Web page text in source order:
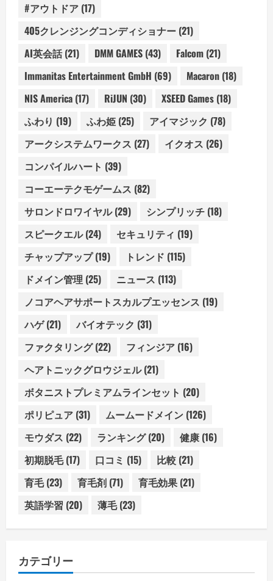
#アウトドア (17)
405クレンジングコンディショナー (21)
AI英会話(21) DMM GAMES (43) Falcom (21)
Immanitas Entertainment GmbH (69) Macaron (18)
NIS America (17) RiJUN (30) XSEED Games (18)
ふわり (19) ふわ姫 (25) アイマジック (78)
アークシステムワークス (27) イクオス (26)
コンパイルハート (39)
コーエーテクモゲームス (82)
サロンドロワイヤル(29) シンプリッチ (18)
スピークエル(24) セキュリティ (19)
チャップアップ(19) トレンド (115)
ドメイン管理 (25) ニュース (113)
ノコアヘアサポートスカルプエッセンス (19)
ハゲ(21) バイオテック (31)
ファクタリング(22) フィンジア (16)
ヘアトニックグロウジェル(21)
ボタニストプレミアムラインセット (20)
ポリピュア (31) ムームードメイン (126)
モウダス (22) ランキング(20) 健康 (16)
初期脱毛(17) 口コミ (15) 比較 (21)
育毛(23) 育毛剤 (71) 育毛効果 (21)
英語学習 (20) 薄毛(23)
カテゴリー